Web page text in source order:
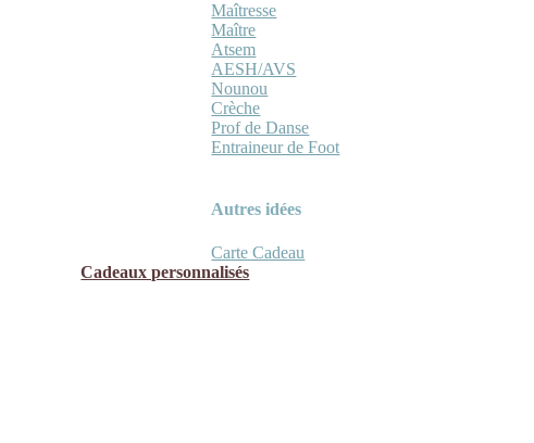
Maîtresse
Maître
Atsem
AESH/AVS
Nounou
Crèche
Prof de Danse
Entraineur de Foot
Autres idées
Carte Cadeau
Cadeaux personnalisés